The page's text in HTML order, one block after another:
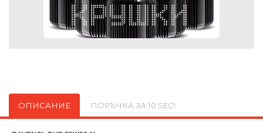
ОПИСАНИЕ ПОРЪЧКА ЗА 10 SEC!